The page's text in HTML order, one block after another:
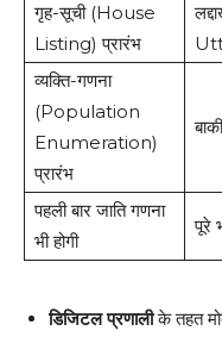
गृह-सूची (House
Listing) प्रारंभ
व्यक्ति-गणना
(Population
Enumeration)
प्रारंभ
पहली बार जाति गणना
भी होगी
पूरे
डिजिटल प्रणालीके तहत